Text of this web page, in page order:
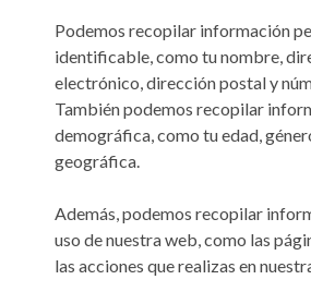
Podemos recopilar información
identificable, como tu nombre,
electrónico, dirección postal y
También podemos recopilar
demográfica, como tu edad,
geográfica.
Además, podemos recopilar
uso de nuestra web, como las
las acciones que realizas en